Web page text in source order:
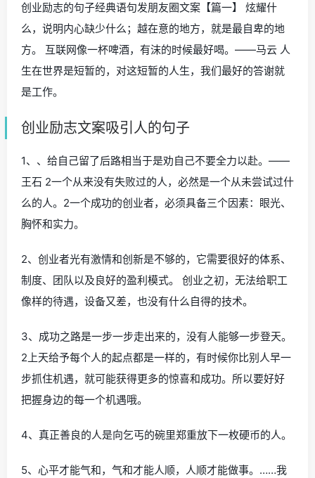
创业励志的句子经典语句发朋友圈文案【篇一】 炫耀什
么，说明内心缺少什么；越在意的地方，就是最自卑的地
方。 互联网像一杯啤酒，有沫的时候最好喝。——马云 人
生在世界是短暂的，对这短暂的人生，我们最好的答谢就
是工作。
创业励志文案吸引人的句子
1、、给自己留了后路相当于是劝自己不要全力以赴。——
王石 2一个从来没有失败过的人，必然是一个从未尝试过什
么的人。2一个成功的创业者，必须具备三个因素：眼光、
胸怀和实力。
2、创业者光有激情和创新是不够的，它需要很好的体系、
制度、团队以及良好的盈利模式。 创业之初，无法给职工
像样的待遇，设备又差，也没有什么自得的技术。
3、成功之路是一步一步走出来的，没有人能够一步登天。
2上天给予每个人的起点都是一样的，有时候你比别人早一
步抓住机遇，就可能获得更多的惊喜和成功。所以要好好
把握身边的每一个机遇哦。
4、真正善良的人是向乞丐的碗里郑重放下一枚硬币的人。
5、心平才能气和，气和才能人顺，人顺才能做事。……我